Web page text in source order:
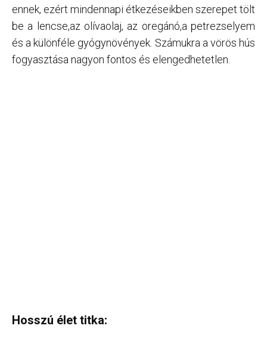
ennek, ezért mindennapi étkezéseikben szerepet tölt
be a lencse,az olívaolaj, az oregánó,a petrezselyem
és a különféle gyógynövények. Számukra a vörös hús
fogyasztása nagyon fontos és elengedhetetlen.
Hosszú élet titka: